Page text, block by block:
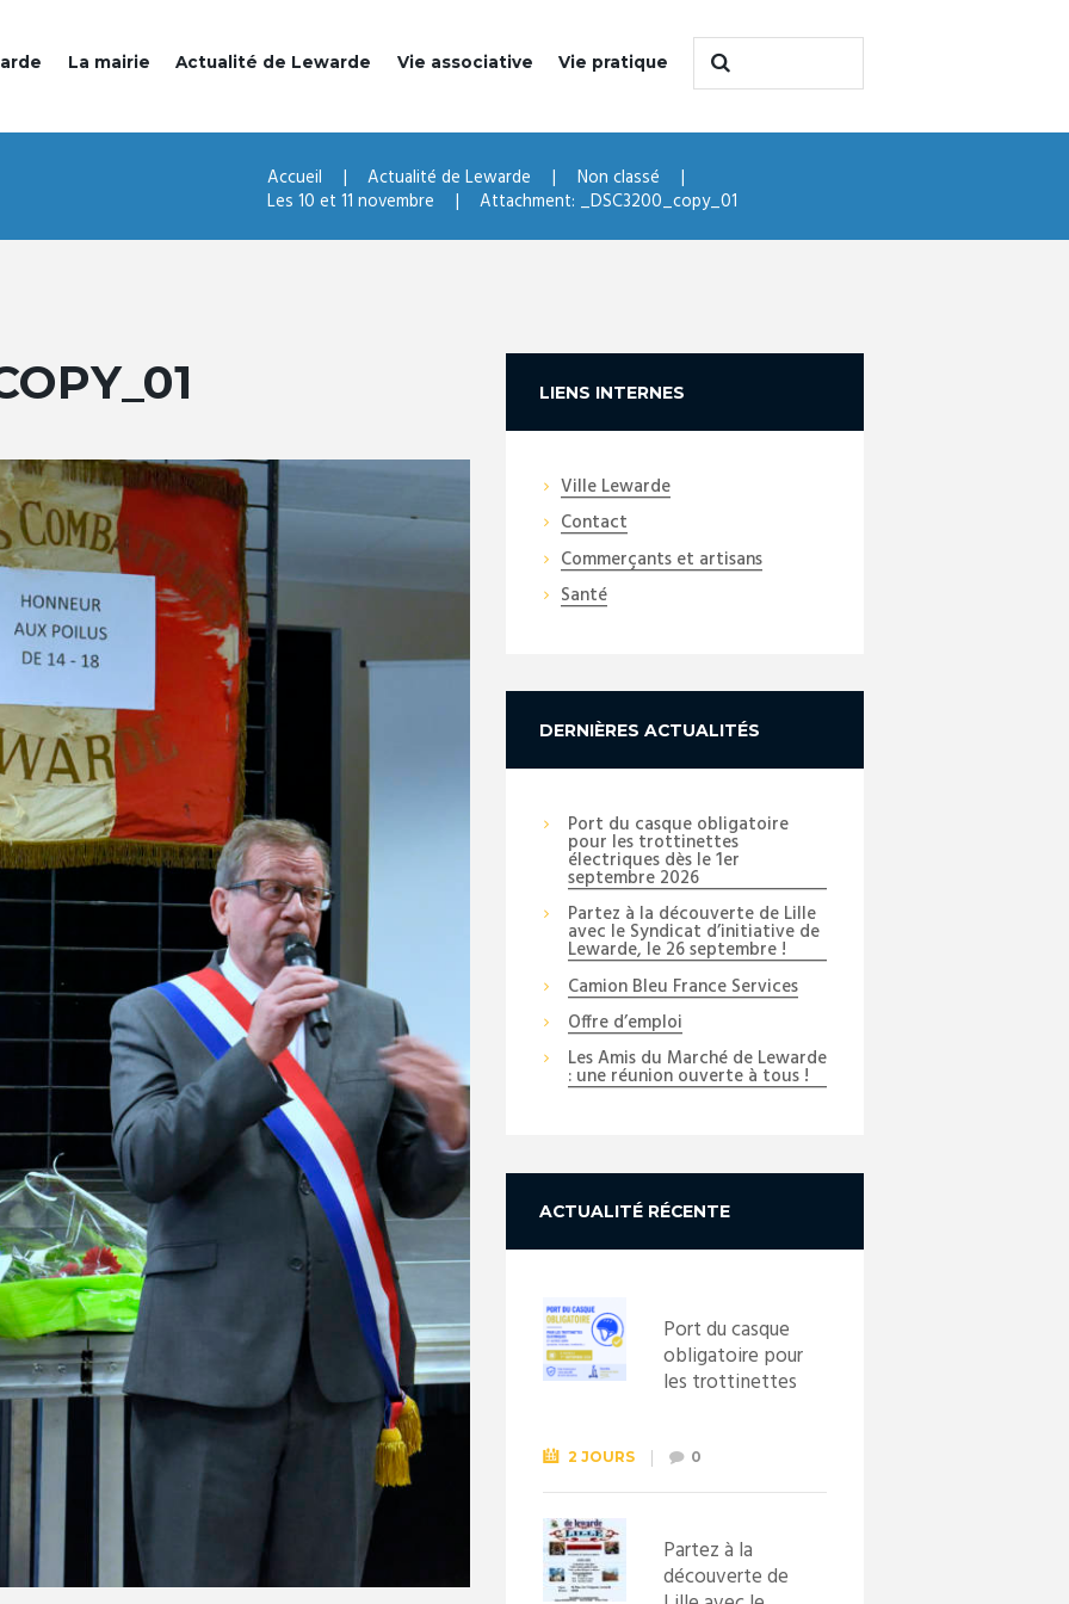
La mairie Actualité de Lewarde Vie associative Vie pratique
Accueil Actualité de Lewarde
Non classé
Les 10 et 11 novembre
Attachment: _DSC3200_copy_01
Next item
_DSC3172_copy_01
LIENS INTERNES
Ville Lewarde
Contact
Commerçants et artisans
Santé
DERNIÈRES ACTUALITÉS
Port du casque obligatoire
pour les trottinettes
électriques dès le 1er
septembre 2026
Partez à la découverte de Lille
avec le Syndicat d’initiative de
Lewarde, le 26 septembre !
Camion Bleu France Services
Offre d’emploi
Les Amis du Marché de Lewarde
: une réunion ouverte à tous !
ACTUALITÉ RÉCENTE
Port du casque
obligatoire pour
les trottinettes
septembre
2026
2 JOURS 0
Partez à la
découverte de